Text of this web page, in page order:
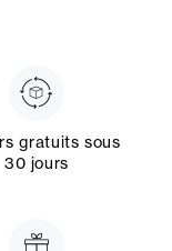
gratuits sous
30 jours